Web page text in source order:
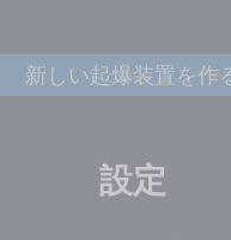
設定
新しい起爆装置を作